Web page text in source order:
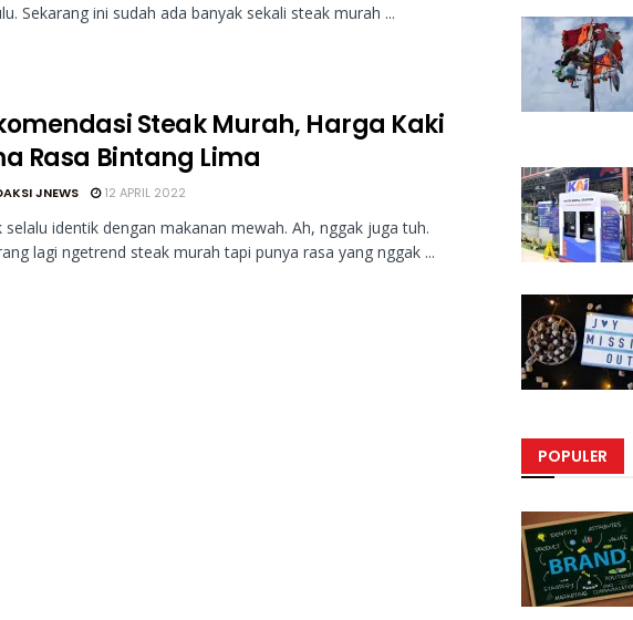
Sekarang ini sudah ada banyak sekali steak murah ...
Steak Murah, Harga Kaki
Rasa Bintang Lima
JNEWS 12 APRIL 2022
selalu identik dengan makanan mewah. Ah, nggak juga tuh.
lagi ngetrend steak murah tapi punya rasa yang nggak ...
POPULER